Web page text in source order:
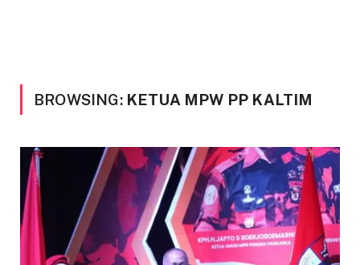
BROWSING: KETUA MPW PP KALTIM